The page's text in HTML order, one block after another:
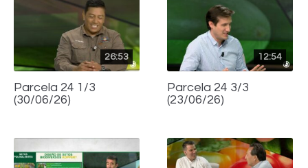
26:53
Parcela 24 1/3
(30/06/26)
12:54
Parcela 24 3/3
(23/06/26)